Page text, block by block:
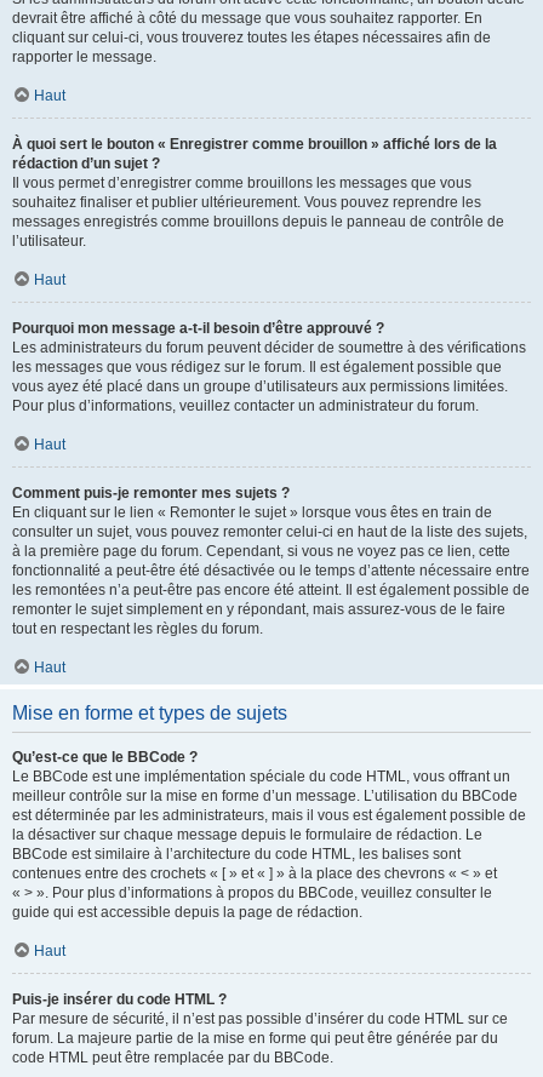
devrait être affiché à côté du message que vous souhaitez rapporter. En
cliquant sur celui-ci, vous trouverez toutes les étapes nécessaires afin de
rapporter le message.
Haut
À quoi sert le bouton « Enregistrer comme brouillon » affiché lors de la
rédaction d’un sujet ?
Il vous permet d’enregistrer comme brouillons les messages que vous
souhaitez finaliser et publier ultérieurement. Vous pouvez reprendre les
messages enregistrés comme brouillons depuis le panneau de contrôle de
l’utilisateur.
Haut
Pourquoi mon message a-t-il besoin d’être approuvé ?
Les administrateurs du forum peuvent décider de soumettre à des vérifications
les messages que vous rédigez sur le forum. Il est également possible que
vous ayez été placé dans un groupe d’utilisateurs aux permissions limitées.
Pour plus d’informations, veuillez contacter un administrateur du forum.
Haut
Comment puis-je remonter mes sujets ?
En cliquant sur le lien « Remonter le sujet » lorsque vous êtes en train de
consulter un sujet, vous pouvez remonter celui-ci en haut de la liste des sujets,
à la première page du forum. Cependant, si vous ne voyez pas ce lien, cette
fonctionnalité a peut-être été désactivée ou le temps d’attente nécessaire entre
les remontées n’a peut-être pas encore été atteint. Il est également possible de
remonter le sujet simplement en y répondant, mais assurez-vous de le faire
tout en respectant les règles du forum.
Haut
Mise en forme et types de sujets
Qu’est-ce que le BBCode ?
Le BBCode est une implémentation spéciale du code HTML, vous offrant un
meilleur contrôle sur la mise en forme d’un message. L’utilisation du BBCode
est déterminée par les administrateurs, mais il vous est également possible de
la désactiver sur chaque message depuis le formulaire de rédaction. Le
BBCode est similaire à l’architecture du code HTML, les balises sont
contenues entre des crochets « [ » et « ] » à la place des chevrons « < » et
« > ». Pour plus d’informations à propos du BBCode, veuillez consulter le
guide qui est accessible depuis la page de rédaction.
Haut
Puis-je insérer du code HTML ?
Par mesure de sécurité, il n’est pas possible d’insérer du code HTML sur ce
forum. La majeure partie de la mise en forme qui peut être générée par du
code HTML peut être remplacée par du BBCode.